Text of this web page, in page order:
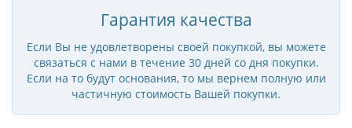
Гарантия качества
Если Вы не удовлетворены своей покупкой, вы можете
связаться с нами в течение 30 дней со дня покупки.
Если на то будут основания, то мы вернем полную или
частичную стоимость Вашей покупки.